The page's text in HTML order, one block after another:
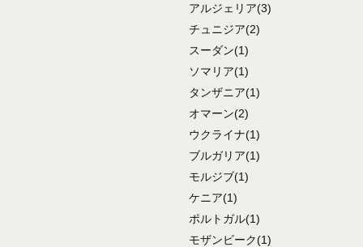
アルジェリア(3)
チュニジア(2)
スーダン(1)
ソマリア(1)
タンザニア(1)
オマーン(2)
ウクライナ(1)
ブルガリア(1)
モルジブ(1)
ケニア(1)
ポルトガル(1)
モザンビーク(1)